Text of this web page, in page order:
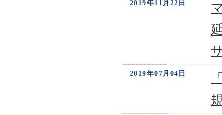
2019年11月22日
2019年07月04日